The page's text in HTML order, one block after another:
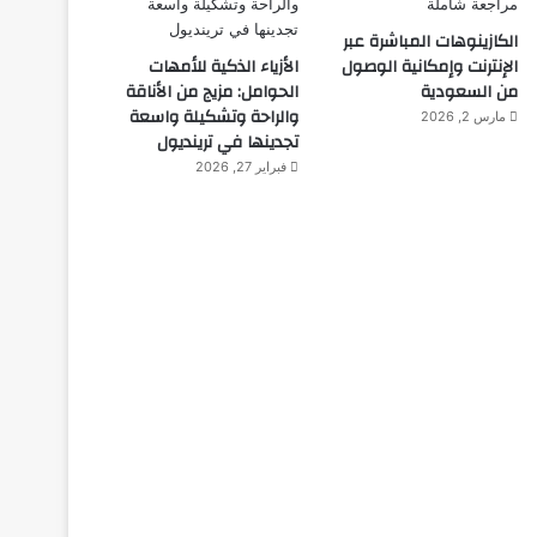
الكازينوهات المباشرة عبر
الإنترنت وإمكانية الوصول
من السعودية
مارس 2, 2026
الأزياء الذكية للأمهات
الحوامل: مزيج من الأناقة
والراحة وتشكيلة واسعة
تجدينها في ترينديول
فبراير 27, 2026